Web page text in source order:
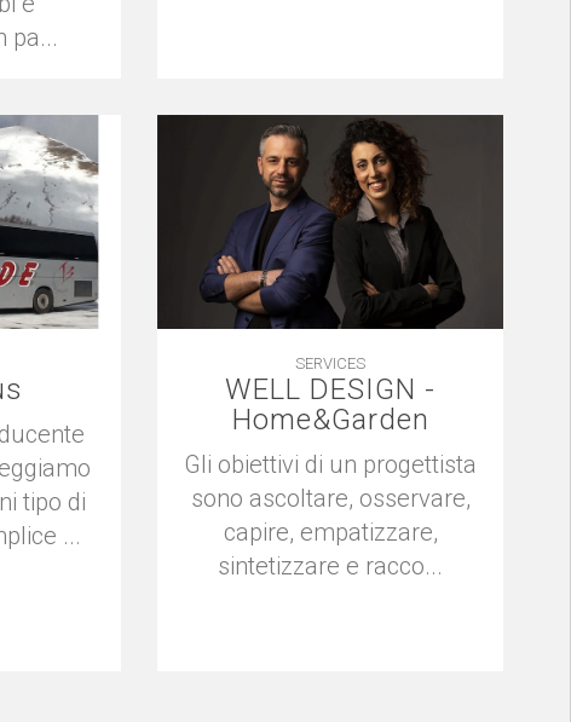
pa...
tipo di
...
SERVICES
WELL DESIGN -
Home&Garden
Gli obiettivi di un progettista
sono ascoltare, osservare,
capire, empatizzare,
sintetizzare e racco...